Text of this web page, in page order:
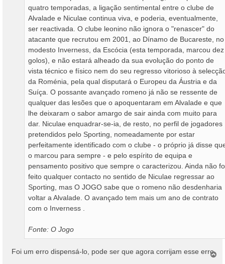
quatro temporadas, a ligação sentimental entre o clube de
Alvalade e Niculae continua viva, e poderia, eventualmente,
ser reactivada. O clube leonino não ignora o "renascer" do
atacante que recrutou em 2001, ao Dínamo de Bucareste, no
modesto Inverness, da Escócia (esta temporada, marcou dez
golos), e não estará alheado da sua evolução do ponto de
vista técnico e físico nem do seu regresso vitorioso à
da Roménia, pela qual disputará o Europeu da Áustria e da
Suíça. O possante avançado romeno já não se ressente de
qualquer das lesões que o apoquentaram em Alvalade e que
lhe deixaram o sabor amargo de sair ainda com muito para
dar. Niculae enquadrar-se-ia, de resto, no perfil de jogadores
pretendidos pelo Sporting, nomeadamente por estar
perfeitamente identificado com o clube - o próprio já disse
o marcou para sempre - e pelo espírito de equipa e
pensamento positivo que sempre o caracterizou. Ainda não
feito qualquer contacto no sentido de Niculae regressar ao
Sporting, mas O JOGO sabe que o romeno não desdenharia
voltar a Alvalade. O avançado tem mais um ano de contrato
com o Inverness .
Fonte: O Jogo
Foi um erro dispensá-lo, pode ser que agora corrijam esse erro.